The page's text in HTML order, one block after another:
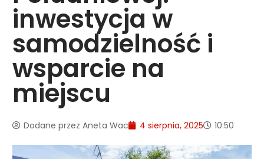
inwestycja w
samodzielność i
wsparcie na
miejscu
Dodane przez Aneta Wac 4 sierpnia, 2025 10:50